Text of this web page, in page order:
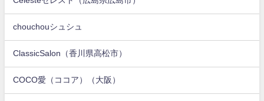
chouchouシュシュ
ClassicSalon（香川県高松市）
COCO愛（ココア）（大阪）